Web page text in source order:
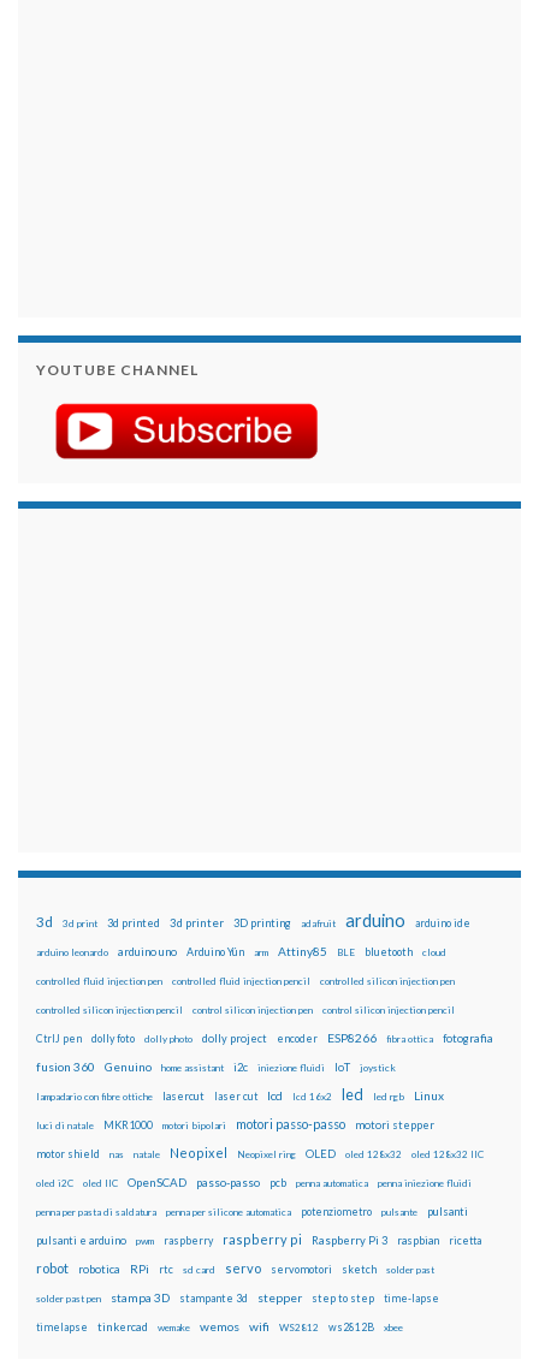
YOUTUBE CHANNEL
3d 3d print 3d printed 3d printer 3D printing adafruit arduino arduino ide
arduino leonardo arduino uno Arduino Yún arm Attiny85 BLE bluetooth cloud
controlled fluid injection pen controlled fluid injection pencil controlled silicon injection pen
controlled silicon injection pencil control silicon injection pen control silicon injection pencil
CtrlJ pen dolly foto dolly photo dolly project encoder ESP8266 fibra ottica fotografia
fusion 360 Genuino home assistant i2c iniezione fluidi IoT joystick
lampadario con fibre ottiche lasercut laser cut lcd lcd 16x2 led led rgb Linux
luci di natale MKR1000 motori bipolari motori passo-passo motori stepper
motor shield nas natale Neopixel Neopixel ring OLED oled 128x32 oled 128x32 IIC
oled i2C oled IIC OpenSCAD passo-passo pcb penna automatica penna iniezione fluidi
penna per pasta di saldatura penna per silicone automatica potenziometro pulsante pulsanti
pulsanti e arduino pwm raspberry raspberry pi Raspberry Pi 3 raspbian ricetta
robot robotica RPi rtc sd card servo servomotori sketch solder past
solder past pen stampa 3D stampante 3d stepper step to step time-lapse
timelapse tinkercad wemake wemos wifi WS2812 ws2812B xbee